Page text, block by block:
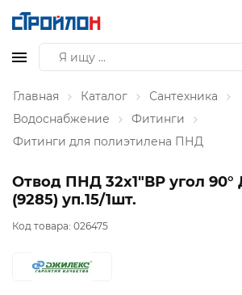
Главная Каталог
Сантехника
Водоснабжение
Фитинги
Фитинги для полиэтилена ПНД
Отвод ПНД 32х1"ВР угол
(9285) уп.15/1шт.
Код товара: 026475